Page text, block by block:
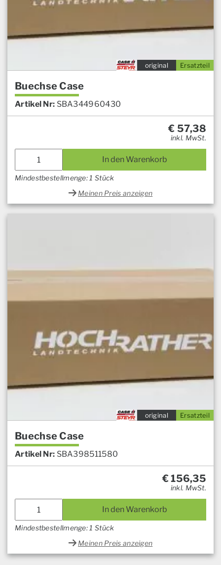
Ersatzteil
original
Buechse Case
Artikel Nr: SBA344960430
€ 57,38
inkl. MwSt.
In den Warenkorb
Mindestbestellmenge: 1 Stück
Meinen Preis anzeigen
Ersatzteil
original
Buechse Case
Artikel Nr: SBA398511580
€156,35
inkl. MwSt.
In den Warenkorb
Mindestbestellmenge: 1 Stück
Meinen Preis anzeigen